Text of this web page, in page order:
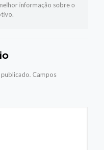
informação sobre o
Campos